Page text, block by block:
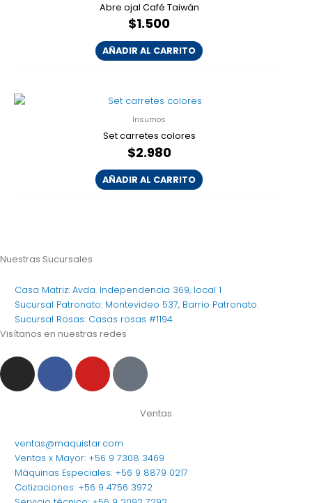
Abre ojal Café Taiwán
$1.500
AÑADIR AL CARRITO
Insumos
Set carretes colores
$2.980
AÑADIR AL CARRITO
Nuestras Sucursales
Casa Matriz: Avda. Independencia 369, local 1
Sucursal Patronato: Montevideo 537, Barrio Patronato.
Sucursal Rosas: Casas rosas #1194
Visítanos en nuestras redes
I
n
s
g
r
a
F
a
c
o
o
k
Y
o
u
b
e
T
k
k
Ventas
ventas@maquistar.com
Ventas x Mayor: +56 9 7308 3469
Máquinas Especiales: +56 9 8879 0217
Cotizaciones: +56 9 4756 3972